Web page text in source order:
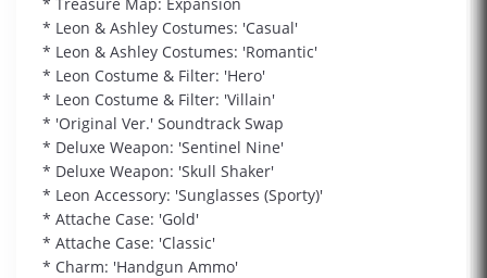
* Leon & Ashley Costumes: 'Casual'
* Leon & Ashley Costumes: 'Romantic'
* Leon Costume & Filter: 'Hero'
* Leon Costume & Filter: 'Villain'
* 'Original Ver.' Soundtrack Swap
* Deluxe Weapon: 'Sentinel Nine'
* Deluxe Weapon: 'Skull Shaker'
* Leon Accessory: 'Sunglasses (Sporty)'
* Attache Case: 'Gold'
* Attache Case: 'Classic'
* Charm: 'Handgun Ammo'